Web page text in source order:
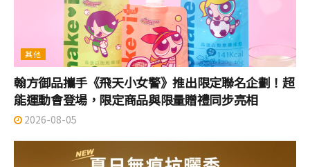
其他
翰方御品攜手《飛天小女警》推出限定聯名企劃！超
能運動會登場，限定商品與限量贈禮同步亮相
2026-08-05